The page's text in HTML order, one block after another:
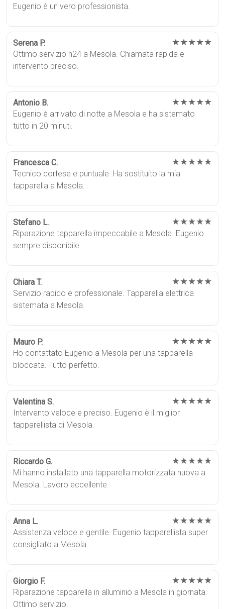
Eugenio è un vero professionista.
Serena P. ★★★★★
Ottimo servizio h24 a Mesola. Chiamata rapida e
intervento preciso.
Antonio B. ★★★★★
Eugenio è arrivato di notte a Mesola e ha sistemato
tutto in 20 minuti.
Francesca C. ★★★★★
Tecnico cortese e puntuale. Ha sostituito la mia
tapparella a Mesola.
Stefano L. ★★★★★
Riparazione tapparella impeccabile a Mesola. Eugenio
sempre disponibile.
Chiara T. ★★★★★
Servizio rapido e professionale. Tapparella elettrica
sistemata a Mesola.
Mauro P. ★★★★★
Ho contattato Eugenio a Mesola per una tapparella
bloccata. Tutto perfetto.
Valentina S. ★★★★★
Intervento veloce e preciso. Eugenio è il miglior
tapparellista di Mesola.
Riccardo G. ★★★★★
Mi hanno installato una tapparella motorizzata nuova a
Mesola. Lavoro eccellente.
Anna L. ★★★★★
Assistenza veloce e gentile. Eugenio tapparellista super
consigliato a Mesola.
Giorgio F. ★★★★★
Riparazione tapparella in alluminio a Mesola in giornata.
Ottimo servizio.